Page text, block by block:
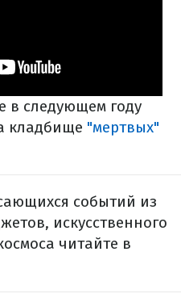
в следующем году
кладбище "мертвых"
событий из
искусственного
читайте в